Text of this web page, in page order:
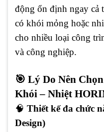
động ổn định ngay cả
có khói mỏng hoặc
cho nhiều loại công
và công nghiệp.
🎯 Lý Do Nên
Khói – Nhiệt
🧠 Thiết kế đa chức
Design)